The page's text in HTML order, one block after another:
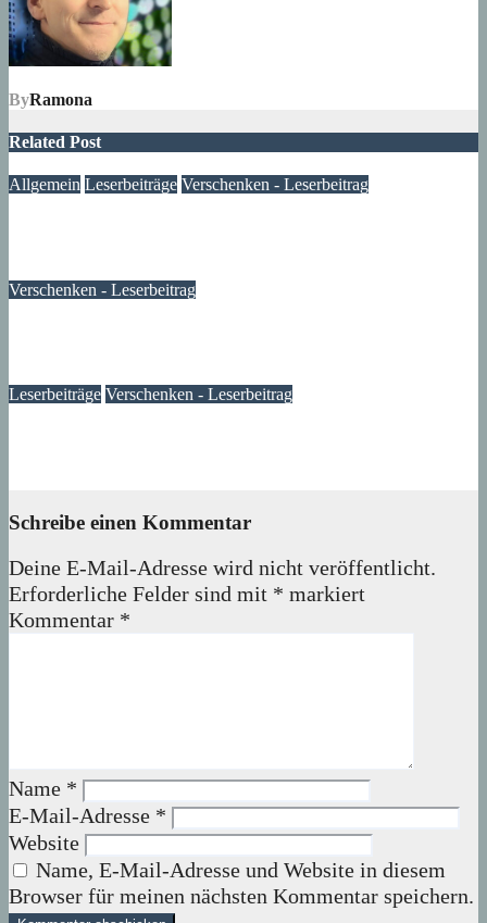
ByRamona
Related Post
Allgemein Leserbeiträge Verschenken - Leserbeitrag
Verschenken - Leserbeitrag
Leserbeiträge Verschenken - Leserbeitrag
Schreibe einen Kommentar
Deine E-Mail-Adresse wird nicht veröffentlicht.
Erforderliche Felder sind mit * markiert
Kommentar *
Name *
E-Mail-Adresse *
Website
Name, E-Mail-Adresse und Website in diesem
Browser für meinen nächsten Kommentar speichern.